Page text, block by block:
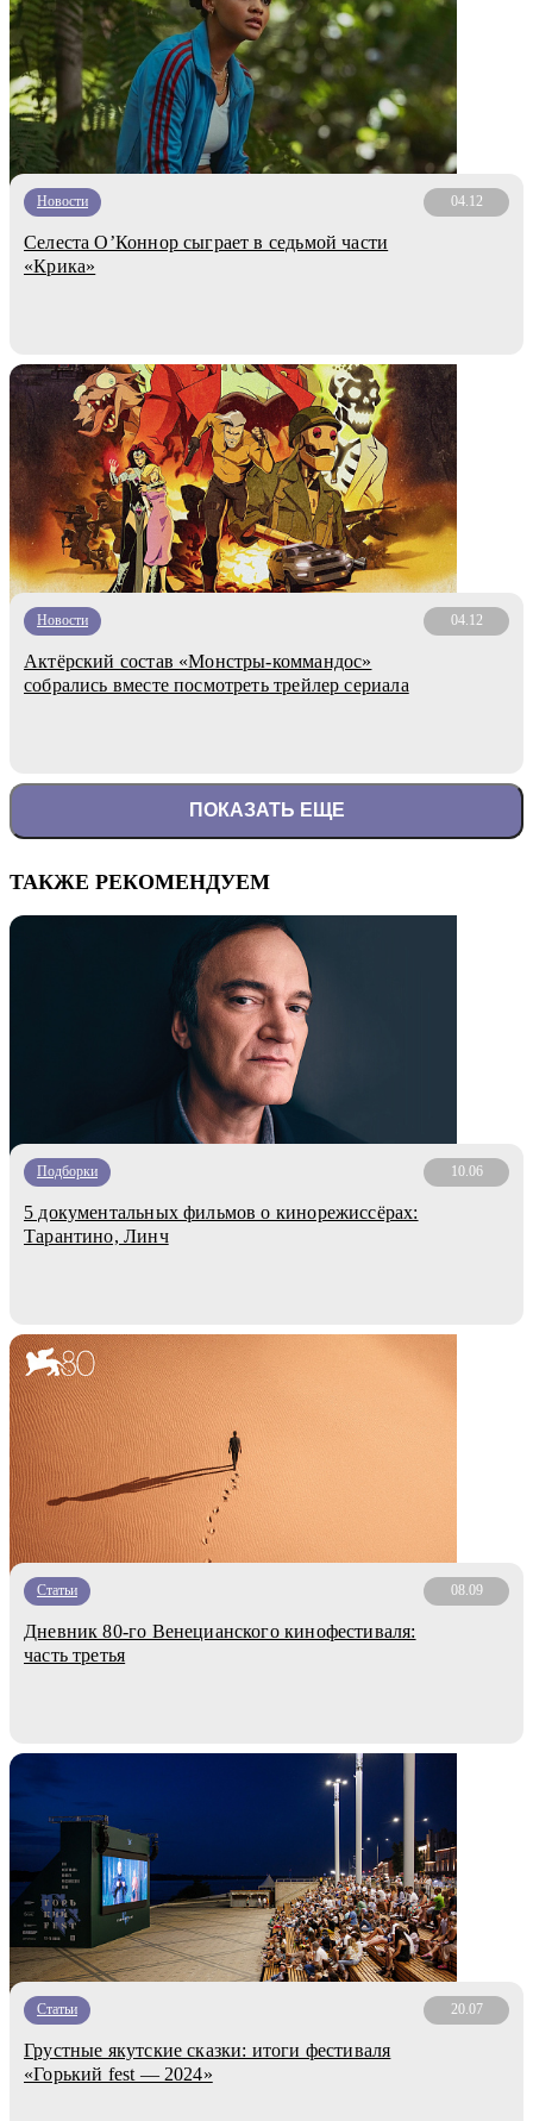
Новости 04.12
Селеста О’Коннор сыграет в седьмой части
«Крика»
Новости 04.12
Актёрский состав «Монстры-коммандос»
собрались вместе посмотреть трейлер сериала
ПОКАЗАТЬ ЕЩЕ
ТАКЖЕ РЕКОМЕНДУЕМ
Подборки 10.06
5 документальных фильмов о кинорежиссёрах:
Тарантино, Линч
Статьи 08.09
Дневник 80-го Венецианского кинофестиваля:
часть третья
Статьи 20.07
Грустные якутские сказки: итоги фестиваля
«Горький fest — 2024»